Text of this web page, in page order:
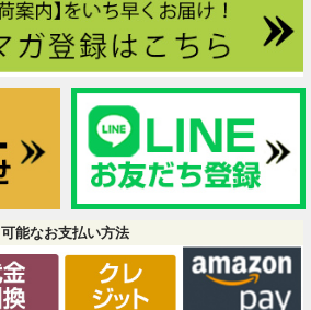
可能なお支払い方法